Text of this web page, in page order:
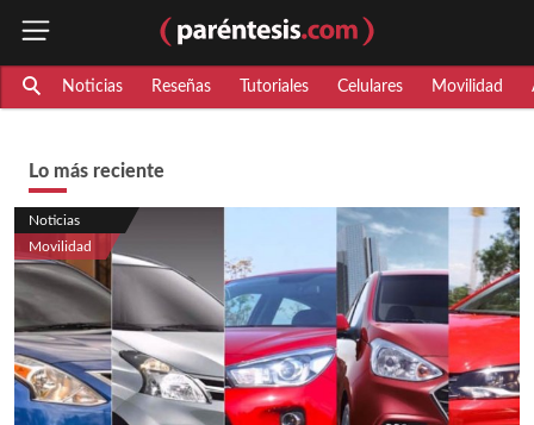
Noticias Reseñas Tutoriales Celulares Movilidad
Lo más reciente
Noticias
Movilidad